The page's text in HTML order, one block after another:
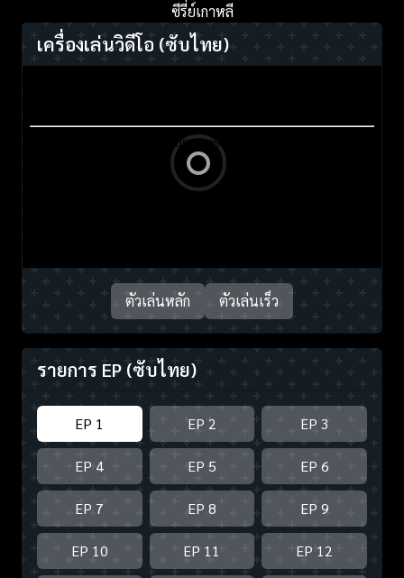
ซีรี่ย์เกาหลี
เครื่องเล่นวิดีโอ (ซับไทย)
ตัวเล่นหลัก ตัวเล่นเร็ว
รายการ EP (ซับไทย)
EP 1 EP 2 EP 3
EP 4 EP 5 EP 6
EP 7 EP 8 EP 9
EP 10 EP 11 EP 12